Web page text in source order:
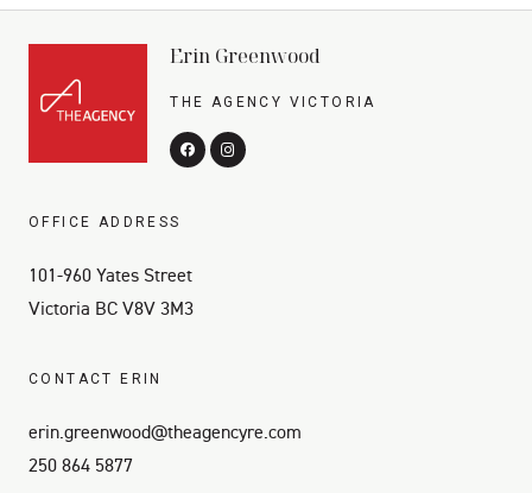
Erin Greenwood
THE AGENCY VICTORIA
OFFICE ADDRESS
101-960 Yates Street
Victoria BC V8V 3M3
CONTACT ERIN
erin.greenwood@theagencyre.com
250 864 5877